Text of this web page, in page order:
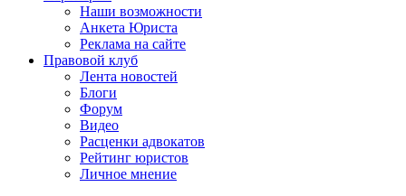
Наши возможности
Анкета Юриста
Реклама на сайте
Правовой клуб
Лента новостей
Блоги
Форум
Видео
Расценки адвокатов
Рейтинг юристов
Личное мнение